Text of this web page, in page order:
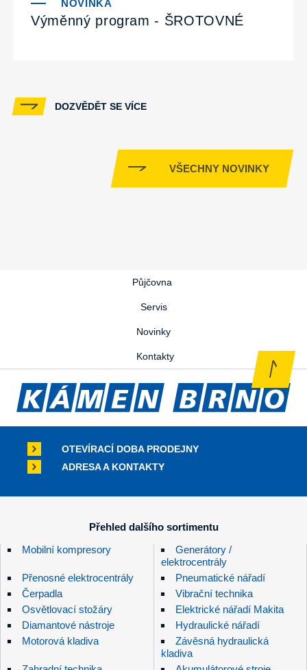
Výměnný program - ŠROTOVNÉ
DOZVĚDĚT SE VÍCE
VŠECHNY NOVINKY
Půjčovna
Servis
Novinky
Kontakty
OTEVÍRACÍ DOBA PRODEJNY
ADRESA A KONTAKTY
Přehled dalšího sortimentu
Mobilní kompresory
Generátory /
elektrocentrály
Přenosné elektrocentrály
Pneumatické nářadí
Čerpadla
Vibrační technika
Osvětlovací stožáry
Elektrické nářadí Makita
Diamantové nástroje
Hydraulické nářadí
Motorová kladiva
Závěsná hydraulická
kladiva